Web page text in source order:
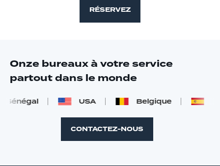
RÉSERVEZ
Onze bureaux à votre service
partout dans le monde
USA Belgique
CONTACTEZ-NOUS